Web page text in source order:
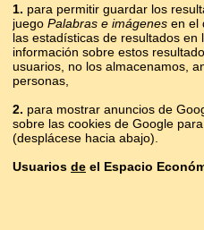
VIETNAMITA ?
VILAMOVICIANO ?
YAKUTO ?
YIDIS ?
1. para permitir guardar los
juego Palabras e imágenes en el
las estadísticas de resultados en
información sobre estos
usuarios, no los almacenamos,
personas,
2. para mostrar anuncios de
sobre las cookies de Google
(desplácese hacia abajo).
Usuarios de el Espacio
Los anuncios de Google que se
son
usan cookies para la